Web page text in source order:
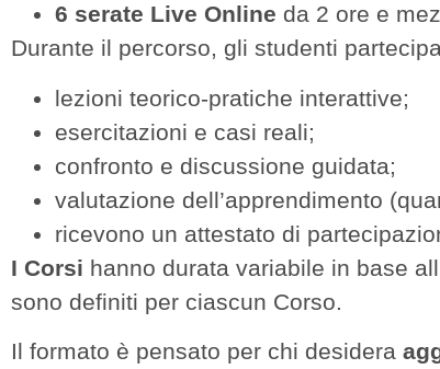
6 serate Live Online da 2 ore e
Durante il percorso, gli studenti
lezioni teorico-pratiche interattive;
esercitazioni e casi reali;
confronto e discussione guidata;
valutazione dell’apprendimento
ricevono un attestato di
I Corsi hanno durata variabile in base
sono definiti per ciascun Corso.
Il formato è pensato per chi desidera